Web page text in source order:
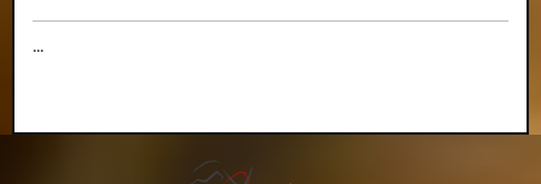
...